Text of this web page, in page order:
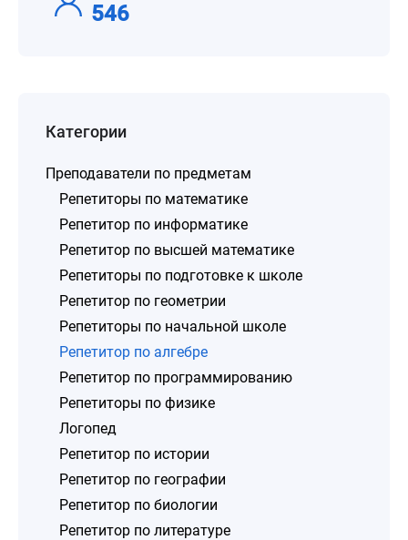
546
Категории
Преподаватели по предметам
Репетиторы по математике
Репетитор по информатике
Репетитор по высшей математике
Репетиторы по подготовке к школе
Репетитор по геометрии
Репетиторы по начальной школе
Репетитор по алгебре
Репетитор по программированию
Репетиторы по физике
Логопед
Репетитор по истории
Репетитор по географии
Репетитор по биологии
Репетитор по литературе